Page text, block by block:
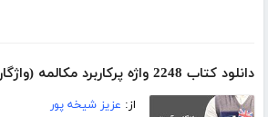
دانلود کتاب 2248 واژه پرکاربرد مکالمه (واژگان آزیاک)
از: عزیز شیخه پور